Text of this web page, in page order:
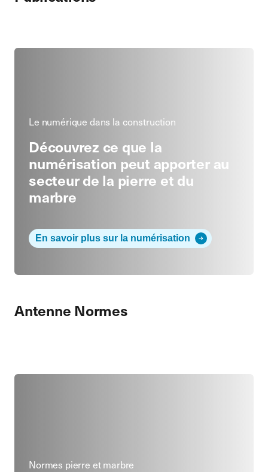
Le numérique dans la construction
Découvrez ce que la
numérisation peut apporter au
secteur de la pierre et du
marbre
En savoir plus sur la numérisation
Antenne Normes
Normes pierre et marbre